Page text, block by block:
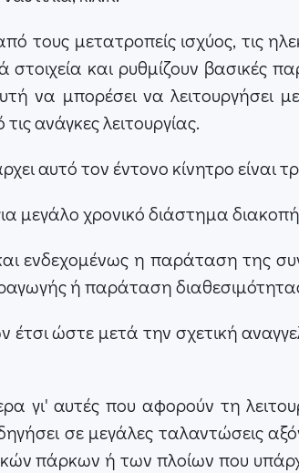
μετατροπείς ισχύος, τις
στοιχεία και ρυθμίζουν
να μπορέσει να λειτουργήσει
ανάγκες λειτουργίας.
αυτό τον έντονο κίνητρο είναι
μεγάλο χρονικό διάστημα
ενδεχομένως η παράταση της
ή παράταση
ώστε μετά την σχετική
γι' αυτές που αφορούν τη
σε μεγάλες
πάρκων ή των πλοίων που